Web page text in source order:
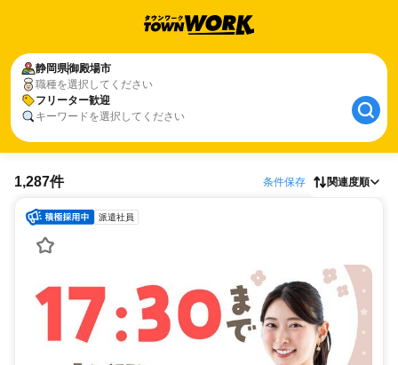
静岡県御殿場市
職種を選択してください
フリーター歓迎
キーワードを選択してください
1,287件 条件保存 関連度順
派遣社員